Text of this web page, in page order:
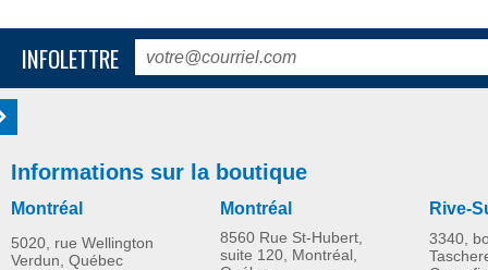
INFOLETTRE
Informations sur la boutique
Montréal
5020, rue Wellington
Verdun, Québec
Montréal
8560 Rue St-Hubert,
suite 120, Montréal,
Rive-
3340,